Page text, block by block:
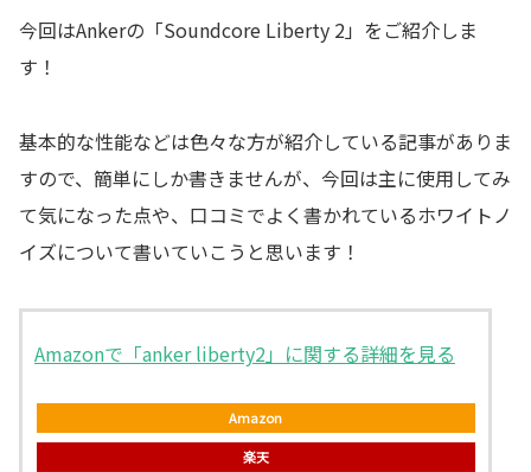
今回はAnkerの「Soundcore Liberty 2」をご紹介しま
す！
基本的な性能などは色々な方が紹介している記事がありま
すので、簡単にしか書きませんが、今回は主に使用してみ
て気になった点や、口コミでよく書かれているホワイトノ
イズについて書いていこうと思います！
Amazonで「anker liberty2」に関する詳細を見る
Amazon
楽天